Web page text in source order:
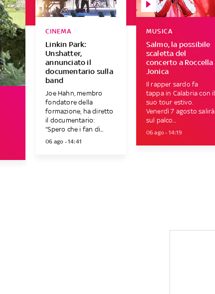
Linkin Park:
Unshatter,
annunciato il
documentario sulla
band
CINEMA
Joe Hahn, membro
fondatore della
formazione, ha diretto
il documentario:
“Spero che i fan di...
06 ago - 14:41
Salmo, la possibile
scaletta del
concerto a Roccella
Jonica
MUSICA
Il rapper sardo fa
tappa in Calabria con il
suo tour estivo.
Venerdì 7 agosto salirà
sul palco...
06 ago - 14:19